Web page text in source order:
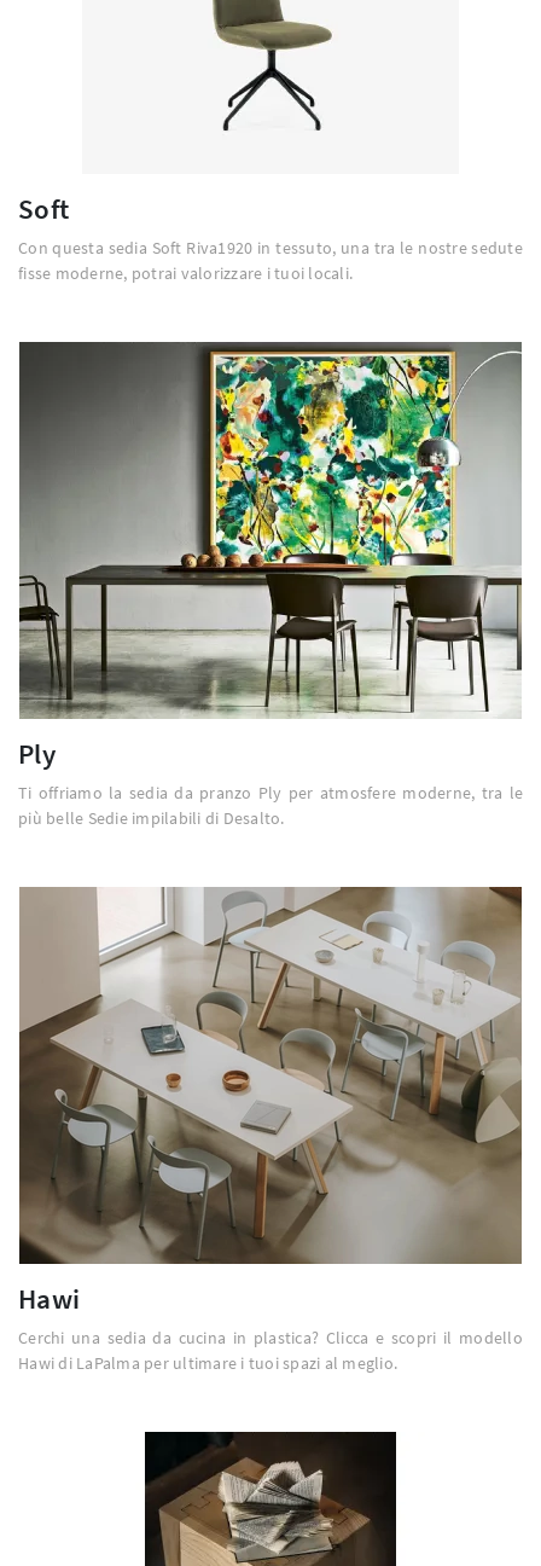
Soft
Con questa sedia Soft Riva1920 in tessuto, una tra le nostre sedute
fisse moderne, potrai valorizzare i tuoi locali.
Ply
Ti offriamo la sedia da pranzo Ply per atmosfere moderne, tra le
più belle Sedie impilabili di Desalto.
Hawi
Cerchi una sedia da cucina in plastica? Clicca e scopri il modello
Hawi di LaPalma per ultimare i tuoi spazi al meglio.